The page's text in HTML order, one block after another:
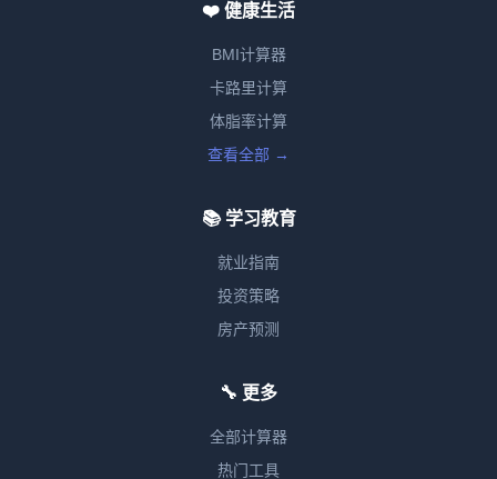
❤️ 健康生活
BMI计算器
卡路里计算
体脂率计算
查看全部 →
📚 学习教育
就业指南
投资策略
房产预测
🔧 更多
全部计算器
热门工具